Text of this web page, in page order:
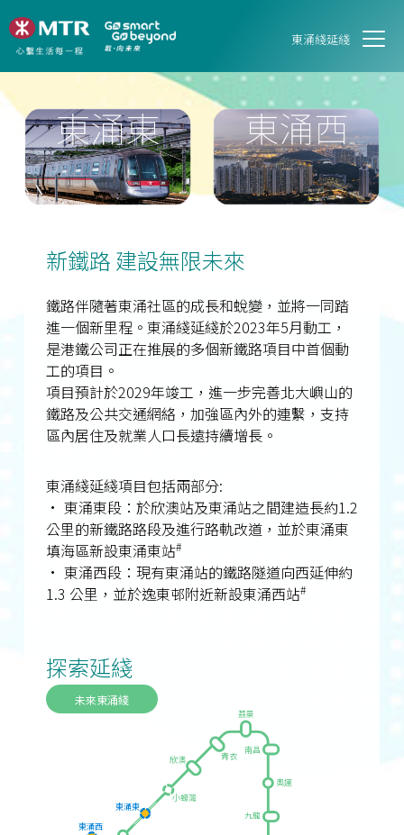
東涌綫延綫
新鐵路 建設無限未來
鐵路伴隨著東涌社區的成長和蛻變，並將一同踏
進一個新里程。東涌綫延綫於2023年5月動工，
是港鐵公司正在推展的多個新鐵路項目中首個動
工的項目。
項目預計於2029年竣工，進一步完善北大嶼山的
鐵路及公共交通網絡，加強區內外的連繫，支持
區內居住及就業人口長遠持續增長。
東涌綫延綫項目包括兩部分:
• 東涌東段：於欣澳站及東涌站之間建造長約1.2
公里的新鐵路路段及進行路軌改道，並於東涌東
填海區新設東涌東站#
• 東涌西段：現有東涌站的鐵路隧道向西延伸約
1.3 公里，並於逸東邨附近新設東涌西站#
探索延綫
未來東涌綫
東涌東
東涌西
欣澳
小蠔灣
青衣
荔景
南昌
奧運
九龍